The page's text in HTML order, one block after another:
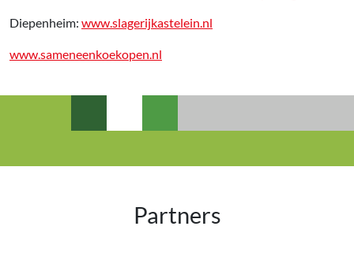
Diepenheim: www.slagerijkastelein.nl
www.sameneenkoekopen.nl
Partners